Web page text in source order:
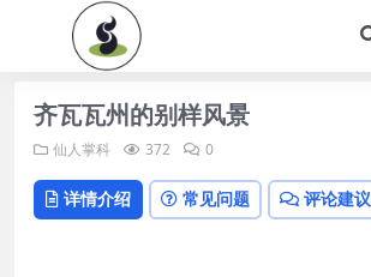
齐瓦瓦州的别样风景
仙人掌科 372 0
详情介绍 常见问题 评论建议